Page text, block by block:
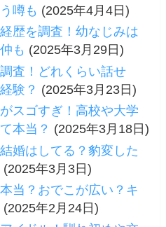
噂も (2025年4月4日)
歴を調査！幼なじみは
も (2025年3月29日)
査！どれくらい話せ
験？ (2025年3月23日)
スゴすぎ！高校や大学
本当？ (2025年3月18日)
婚はしてる？豹変した
(2025年3月3日)
当？おでこが広い？キ
(2025年2月24日)